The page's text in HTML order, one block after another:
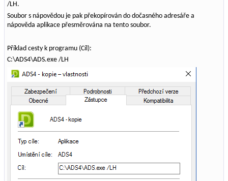
/LH.
Soubor s nápovědou je pak překopírován do dočasného adresáře a
nápověda aplikace přesměrována na tento soubor.
Příklad cesty k programu (Cíl):
C:\ADS4\ADS.exe /LH